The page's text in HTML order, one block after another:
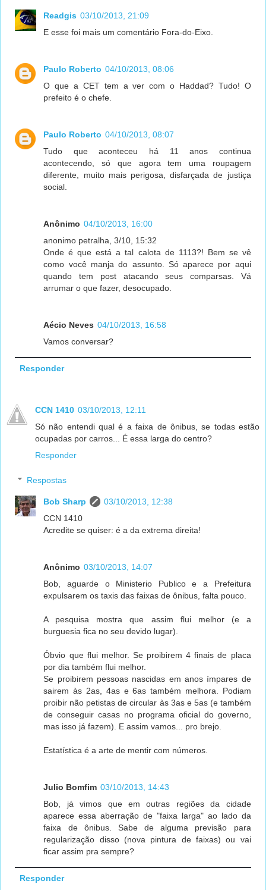
Readgis 03/10/2013, 21:09
E esse foi mais um comentário Fora-do-Eixo.
Paulo Roberto 04/10/2013, 08:06
O que a CET tem a ver com o Haddad? Tudo! O
prefeito é o chefe.
Paulo Roberto 04/10/2013, 08:07
Tudo que aconteceu há 11 anos continua
acontecendo, só que agora tem uma roupagem
diferente, muito mais perigosa, disfarçada de justiça
social.
Anônimo 04/10/2013, 16:00
anonimo petralha, 3/10, 15:32
Onde é que está a tal calota de 1113?! Bem se vê
como você manja do assunto. Só aparece por aqui
quando tem post atacando seus comparsas. Vá
arrumar o que fazer, desocupado.
Aécio Neves 04/10/2013, 16:58
Vamos conversar?
Responder
CCN 1410 03/10/2013, 12:11
Só não entendi qual é a faixa de ônibus, se todas estão
ocupadas por carros... É essa larga do centro?
Responder
Respostas
Bob Sharp
03/10/2013, 12:38
CCN 1410
Acredite se quiser: é a da extrema direita!
Anônimo 03/10/2013, 14:07
Bob, aguarde o Ministerio Publico e a Prefeitura
expulsarem os taxis das faixas de ônibus, falta pouco.
A pesquisa mostra que assim flui melhor (e a
burguesia fica no seu devido lugar).
Óbvio que flui melhor. Se proibirem 4 finais de placa
por dia também flui melhor.
Se proibirem pessoas nascidas em anos ímpares de
sairem às 2as, 4as e 6as também melhora. Podiam
proibir não petistas de circular às 3as e 5as (e também
de conseguir casas no programa oficial do governo,
mas isso já fazem). E assim vamos... pro brejo.
Estatística é a arte de mentir com números.
Julio Bomfim 03/10/2013, 14:43
Bob, já vimos que em outras regiões da cidade
aparece essa aberração de "faixa larga" ao lado da
faixa de ônibus. Sabe de alguma previsão para
regularização disso (nova pintura de faixas) ou vai
ficar assim pra sempre?
Responder